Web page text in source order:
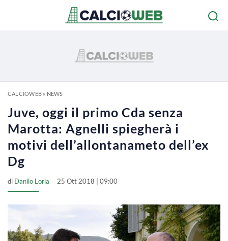
CALCIOWEB» NEWS
Juve, oggi il primo Cda senza
Marotta: Agnelli spiegherà i
motivi dell’allontanameto dell’ex
Dg
di Danilo Loria 25 Ott 2018 | 09:00